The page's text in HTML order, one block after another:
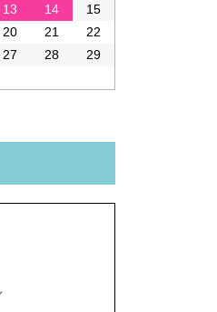
13 14
15
20 21
22
27 28
29